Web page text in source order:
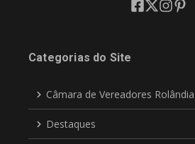
Categorias do Site
Câmara de Vereadores Rolândia
Destaques